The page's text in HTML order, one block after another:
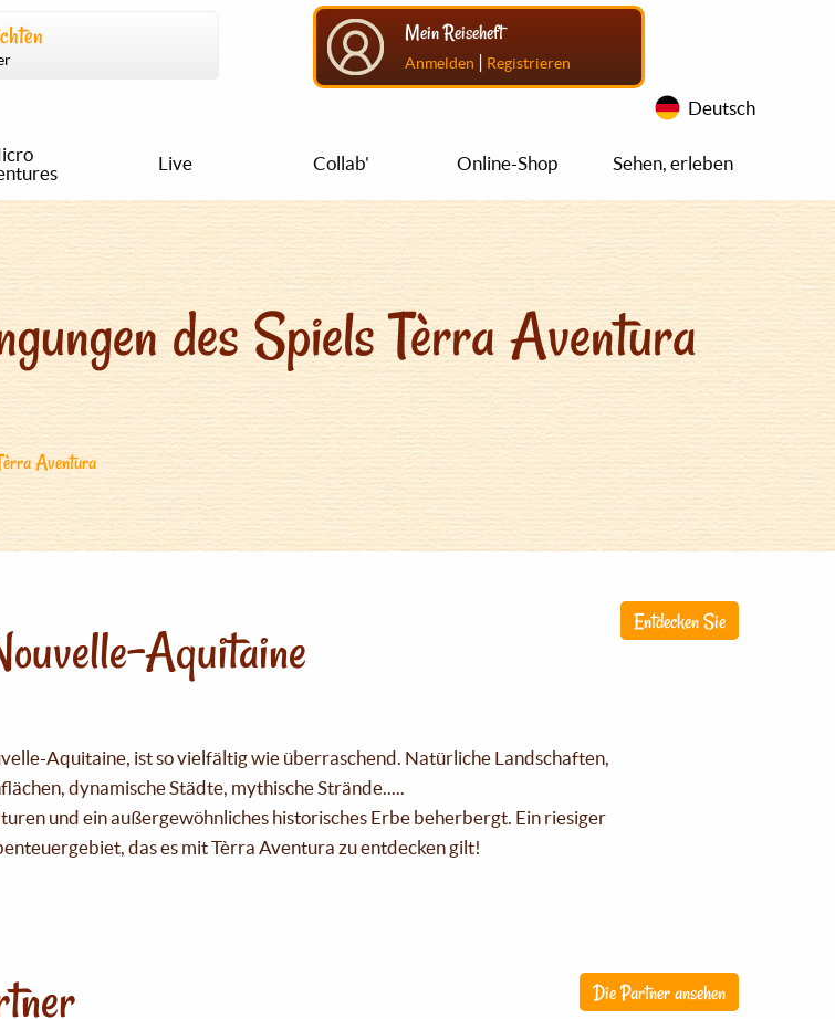
Mein Reiseheft
Anmelden | Registrieren
Deutsch
Live Collab' Online-Shop Sehen, erleben
des Spiels Tèrra Aventura
Aventura
Entdecken Sie
Aquitaine
Aquitaine, ist so vielfältig wie überraschend. Natürliche Landschaften,
dynamische Städte, mythische Strände.....
und ein außergewöhnliches historisches Erbe beherbergt. Ein riesiger
das es mit Tèrra Aventura zu entdecken gilt!
Die Partner ansehen